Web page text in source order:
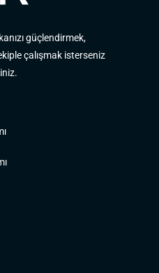
güçlendirmek,
çalışmak isterseniz